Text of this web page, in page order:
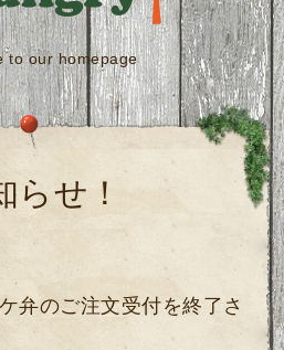
to our homepage
らせ！
のご注文受付を終了さ